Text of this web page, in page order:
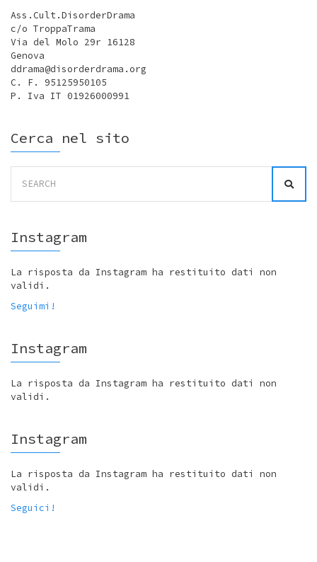
Ass.Cult.DisorderDrama
c/o TroppaTrama
Via del Molo 29r 16128
Genova
ddrama@disorderdrama.org
C. F. 95125950105
P. Iva IT 01926000991
Cerca nel sito
for:
Instagram
La risposta da Instagram ha restituito dati non
validi.
Seguimi!
Instagram
La risposta da Instagram ha restituito dati non
validi.
Instagram
La risposta da Instagram ha restituito dati non
validi.
Seguici!